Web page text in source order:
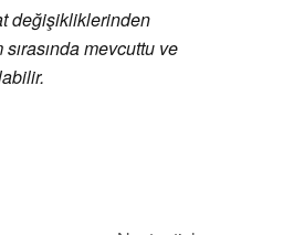
değişikliklerinden
mevcuttu ve